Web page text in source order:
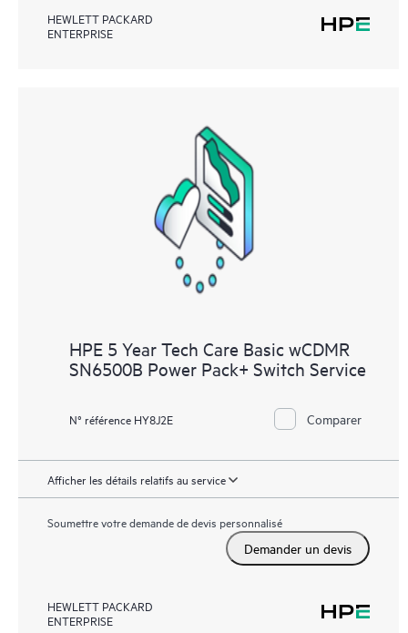
HEWLETT PACKARD
ENTERPRISE
HPE 5 Year Tech Care Basic wCDMR
SN6500B Power Pack+ Switch Service
N° référence HY8J2E Comparer
Afficher les détails relatifs au service
Soumettre votre demande de devis personnalisé
Demander un devis
HEWLETT PACKARD
ENTERPRISE